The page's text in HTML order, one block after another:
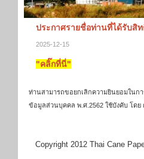
ประกาศรายชื่อท่านที่ได้รับสิ
2025-12-15
"คลิ๊กที่นี่"
ท่านสามารถขอยกเลิกความยินยอมในก
ข้อมูลส่วนบุคคล พ.ศ.2562 ใช้บังคับ โด
Copyright 2012 Thai Cane